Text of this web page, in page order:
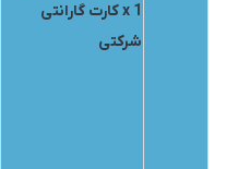
1 x کارت گارانتی
شرکتی